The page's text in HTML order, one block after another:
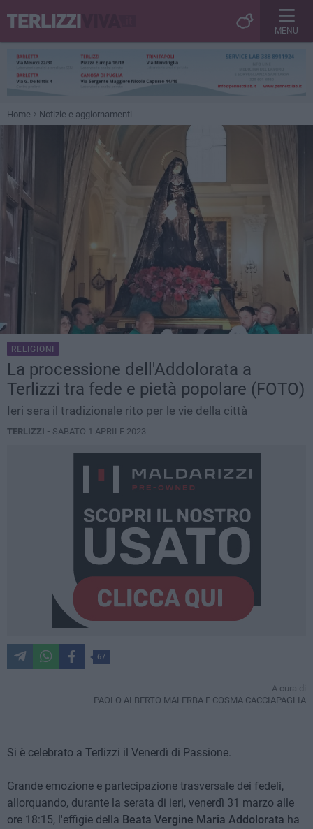
MENU
Home Notizie e aggiornamenti
RELIGIONI
La processione dell'Addolorata a
Terlizzi tra fede e pietà popolare (FOTO)
Ieri sera il tradizionale rito per le vie della città
TERLIZZI - SABATO 1 APRILE 2023
67
A cura di
PAOLO ALBERTO MALERBA E COSMA CACCIAPAGLIA
Si è celebrato a Terlizzi il Venerdì di Passione.
Grande emozione e partecipazione trasversale dei fedeli,
allorquando, durante la serata di ieri, venerdì 31 marzo alle
ore 18:15, l'effigie della Beata Vergine Maria Addolorata ha